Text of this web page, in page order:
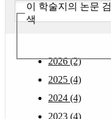
이 학술지의 논문 검
색
2026 (2)
2025 (4)
2024 (4)
2023 (4)